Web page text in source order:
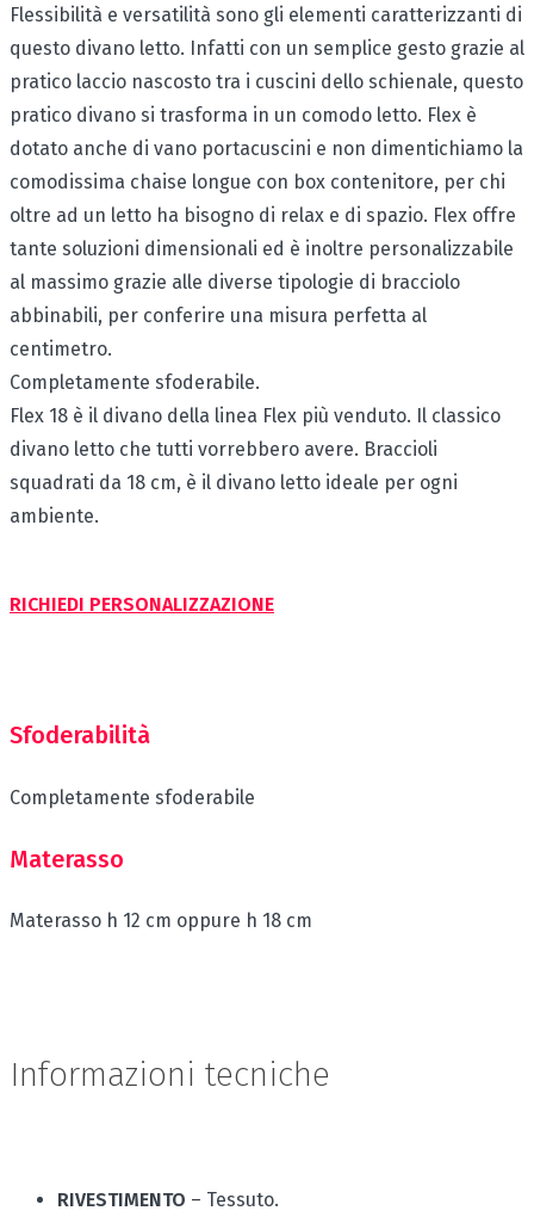
Flessibilità e versatilità sono gli elementi caratterizzanti di
questo divano letto. Infatti con un semplice gesto grazie al
pratico laccio nascosto tra i cuscini dello schienale, questo
pratico divano si trasforma in un comodo letto. Flex è
dotato anche di vano portacuscini e non dimentichiamo la
comodissima chaise longue con box contenitore, per chi
oltre ad un letto ha bisogno di relax e di spazio. Flex offre
tante soluzioni dimensionali ed è inoltre personalizzabile
al massimo grazie alle diverse tipologie di bracciolo
abbinabili, per conferire una misura perfetta al
centimetro.
Completamente sfoderabile.
Flex 18 è il divano della linea Flex più venduto. Il classico
divano letto che tutti vorrebbero avere. Braccioli
squadrati da 18 cm, è il divano letto ideale per ogni
ambiente.
RICHIEDI PERSONALIZZAZIONE
Sfoderabilità
Completamente sfoderabile
Materasso
Materasso h 12 cm oppure h 18 cm
Informazioni tecniche
RIVESTIMENTO – Tessuto.